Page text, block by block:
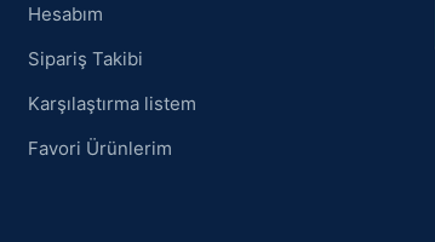
Hesabım
Sipariş Takibi
Karşılaştırma listem
Favori Ürünlerim